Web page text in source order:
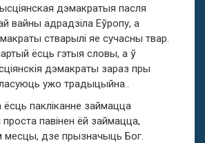
дэмакратыя пасля
вайны адрадзіла Еўропу, а
стварылі яе сучасны твар.
ёсць гэтыя словы, а ў
дэмакраты зараз пры
ужо традыцыйна..
ёсць пакліканне займацца
проста павінен ёй займацца,
дзе прызначыць Бог.